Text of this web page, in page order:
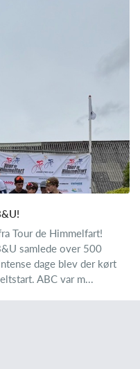
Tour de Himmelfart!
samlede over 500
dage blev der kørt
ABC var m...